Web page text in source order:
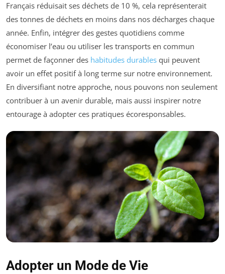
Français réduisait ses déchets de 10 %, cela représenterait
des tonnes de déchets en moins dans nos décharges chaque
année. Enfin, intégrer des gestes quotidiens comme
économiser l’eau ou utiliser les transports en commun
permet de façonner des habitudes durables qui peuvent
avoir un effet positif à long terme sur notre environnement.
En diversifiant notre approche, nous pouvons non seulement
contribuer à un avenir durable, mais aussi inspirer notre
entourage à adopter ces pratiques écoresponsables.
Adopter un Mode de Vie